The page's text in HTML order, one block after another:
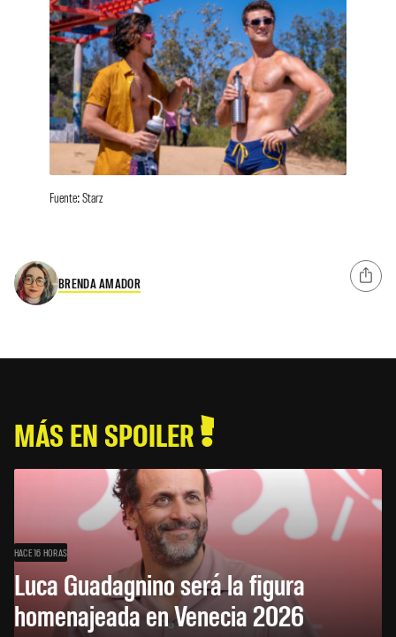
Fuente: Starz
BRENDA AMADOR
MÁS EN SPOILER
HACE 16 HORAS
Luca Guadagnino será la figura
homenajeada en Venecia 2026